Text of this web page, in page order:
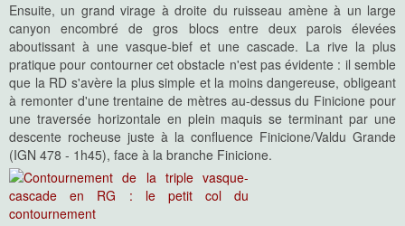
Ensuite, un grand virage à droite du ruisseau amène à un large
canyon encombré de gros blocs entre deux parois élevées
aboutissant à une vasque-bief et une cascade. La rive la plus
pratique pour contourner cet obstacle n'est pas évidente : il semble
que la RD s'avère la plus simple et la moins dangereuse, obligeant
à remonter d'une trentaine de mètres au-dessus du Finicione pour
une traversée horizontale en plein maquis se terminant par une
descente rocheuse juste à la confluence Finicione/Valdu Grande
(IGN 478 - 1h45), face à la branche Finicione.